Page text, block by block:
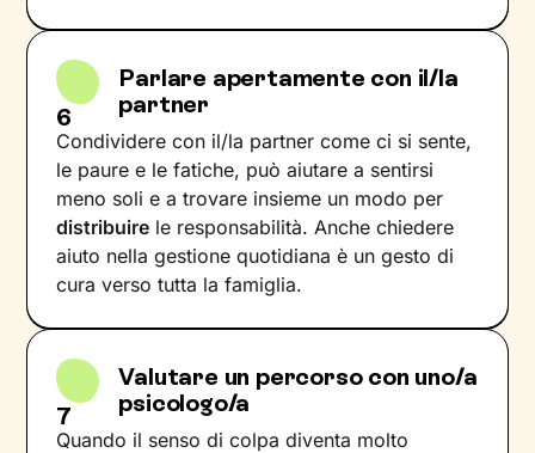
6
Parlare apertamente con il/la
partner
Condividere con il/la partner come ci si sente,
le paure e le fatiche, può aiutare a sentirsi
meno soli e a trovare insieme un modo per
distribuire le responsabilità. Anche chiedere
aiuto nella gestione quotidiana è un gesto di
cura verso tutta la famiglia.
7
Valutare un percorso con uno/a
psicologo/a
Quando il senso di colpa diventa molto